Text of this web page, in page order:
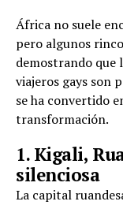
África no suele
pero algunos
demostrando que
viajeros gays son
se ha convertido
transformación.
1. Kigali,
silenciosa
La capital